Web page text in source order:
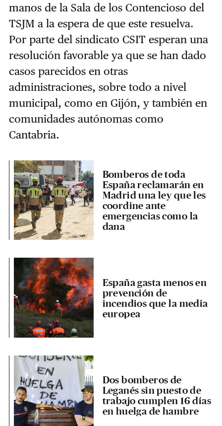
manos de la Sala de los Contencioso del
TSJM a la espera de que este resuelva.
Por parte del sindicato CSIT esperan una
resolución favorable ya que se han dado
casos parecidos en otras
administraciones, sobre todo a nivel
municipal, como en Gijón, y también en
comunidades autónomas como
Cantabria.
Bomberos de toda
España reclamarán en
Madrid una ley que les
coordine ante
emergencias como la
dana
España gasta menos en
prevención de
incendios que la media
europea
Dos bomberos de
Leganés sin puesto de
trabajo cumplen 16 días
en huelga de hambre